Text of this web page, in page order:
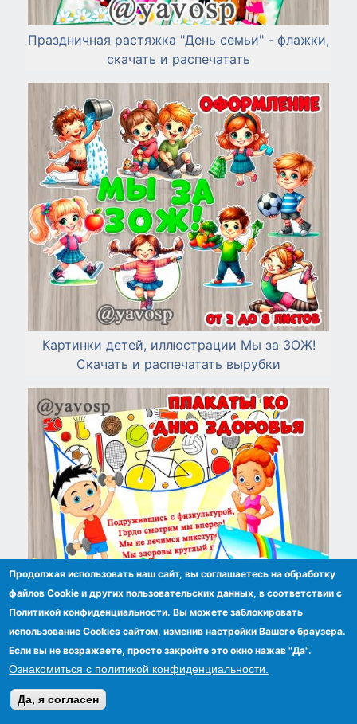
Праздничная растяжка "День семьи" - флажки,
скачать и распечатать
Картинки детей, иллюстрации Мы за ЗОЖ!
Скачать и распечатать вырубки
Набор плакатов ко Дню здоровья в двух
Продолжая использовать наш сайт, вы соглашаетесь на обработку
файлов Сookie и других пользовательских данных, в соответствии с
Политикой конфиденциальности. Вы можете заблокировать
использование Cookies сайтом, изменив настройки Вашего браузера.
Если вы не возражаете, просто закройте это окно нажав "Да".
Ознакомиться с политикой конфиденциальности.
Да, я согласен